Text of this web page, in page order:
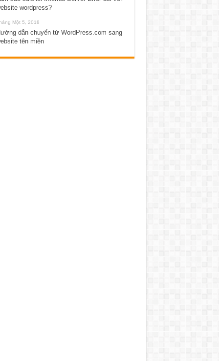
wordpress?
Một 5, 2018
dẫn chuyển từ WordPress.com sang
tên miền